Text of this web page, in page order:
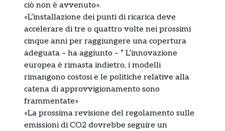
ciò non è avvenuto».
«L’installazione dei punti di ricarica deve
accelerare di tre o quattro volte nei prossimi
cinque anni per raggiungere una copertura
adeguata – ha aggiunto – ” L’innovazione
europea è rimasta indietro, i modelli
rimangono costosi e le politiche relative alla
catena di approvvigionamento sono
frammentate»
«La prossima revisione del regolamento sulle
emissioni di CO2 dovrebbe seguire un